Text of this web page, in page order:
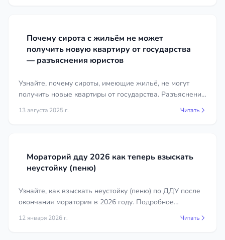
Почему сирота с жильём не может
получить новую квартиру от государства
— разъяснения юристов
Узнайте, почему сироты, имеющие жильё, не могут
получить новые квартиры от государства. Разъяснения
юристов по жилищным вопросам.
13 августа 2025 г. Читать
Мораторий дду 2026 как теперь взыскать
неустойку (пеню)
Узнайте, как взыскать неустойку (пеню) по ДДУ после
окончания моратория в 2026 году. Подробное
руководство для дольщиков.
12 января 2026 г. Читать